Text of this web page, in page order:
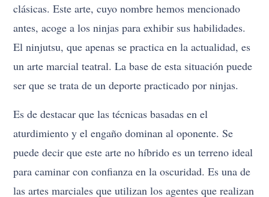
clásicas. Este arte, cuyo nombre hemos mencionado
antes, acoge a los ninjas para exhibir sus habilidades.
El ninjutsu, que apenas se practica en la actualidad, es
un arte marcial teatral. La base de esta situación puede
ser que se trata de un deporte practicado por ninjas.
Es de destacar que las técnicas basadas en el
aturdimiento y el engaño dominan al oponente. Se
puede decir que este arte no híbrido es un terreno ideal
para caminar con confianza en la oscuridad. Es una de
las artes marciales que utilizan los agentes que realizan